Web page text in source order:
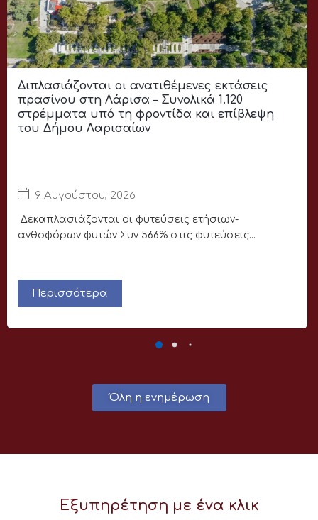
Διπλασιάζονται οι ανατιθέμενες εκτάσεις
πρασίνου στη Λάρισα – Συνολικά 1.120
στρέμματα υπό τη φροντίδα και επίβλεψη
του Δήμου Λαρισαίων
9 Αυγούστου, 2026
Δεκαπλασιάζονται οι φυτεύσεις ετήσιων-
ανθοφόρων φυτών Συν 566% στις φυτεύσεις...
Περισσότερα
Όλη η ενημέρωση
Εξυπηρέτηση με ένα κλικ